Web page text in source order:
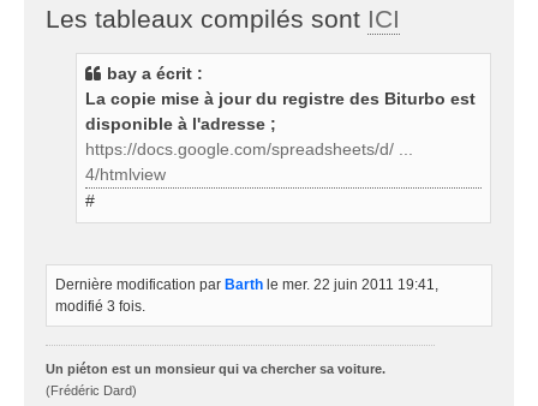
Les tableaux compilés sont ICI
bay a écrit :
La copie mise à jour du registre des Biturbo est
disponible à l'adresse ;
https://docs.google.com/spreadsheets/d/ ...
4/htmlview
#
Dernière modification par Barth le mer. 22 juin 2011 19:41,
modifié 3 fois.
Un piéton est un monsieur qui va chercher sa voiture.
(Frédéric Dard)